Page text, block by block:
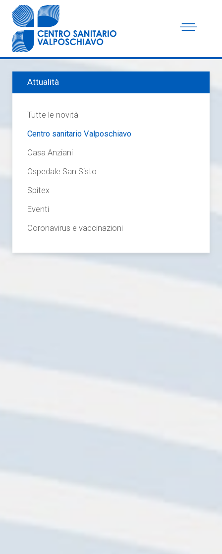
Attualità
Tutte le novità
Centro sanitario Valposchiavo
Casa Anziani
Ospedale San Sisto
Spitex
Eventi
Coronavirus e vaccinazioni